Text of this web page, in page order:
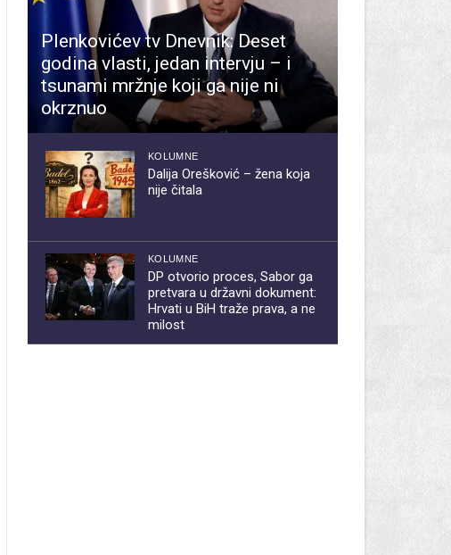
Plenkovićev tv Dnevnik: Deset
godina vlasti, jedan intervju – i
tsunami mržnje koji ga nije ni
okrznuo
KOLUMNE
Dalija Orešković – žena koja
nije čitala
KOLUMNE
DP otvorio proces, Sabor ga
pretvara u državni dokument:
Hrvati u BiH traže prava, a ne
milost